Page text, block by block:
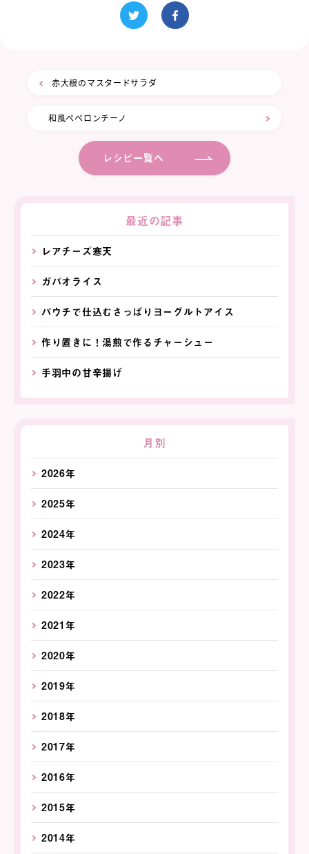
赤大根のマスタードサラダ
和風ペペロンチーノ
レシピ一覧へ
最近の記事
レアチーズ寒天
ガパオライス
パウチで仕込むさっぱりヨーグルトアイス
作り置きに！湯煎で作るチャーシュー
手羽中の甘辛揚げ
月別
2026年
2025年
2024年
2023年
2022年
2021年
2020年
2019年
2018年
2017年
2016年
2015年
2014年